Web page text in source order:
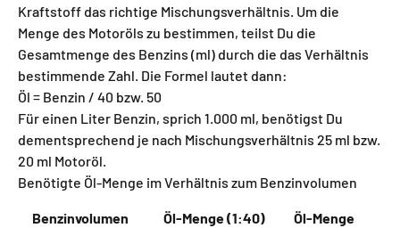
Kraftstoff das richtige Mischungsverhältnis. Um die
Menge des Motoröls zu bestimmen, teilst Du die
Gesamtmenge des Benzins (ml) durch die das Verhältnis
bestimmende Zahl. Die Formel lautet dann:
Öl = Benzin / 40 bzw. 50
Für einen Liter Benzin, sprich 1.000 ml, benötigst Du
dementsprechend je nach Mischungsverhältnis 25 ml bzw.
20 ml Motoröl.
Benötigte Öl-Menge im Verhältnis zum Benzinvolumen
Benzinvolumen Öl-Menge (1:40)
Öl-Menge